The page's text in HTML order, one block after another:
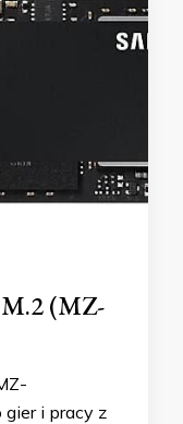
M.2 (MZ-
i pracy z